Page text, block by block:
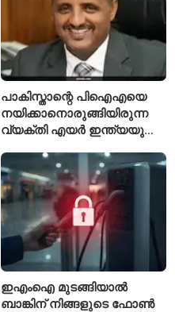
പാകിസ്താന്റെ പിഐഎയെ
നയിക്കാനൊരുങ്ങിയിരുന്ന
വ്യക്തി എയർ ഇന്ത്യയുടെ
ഇഎംഐ മുടങ്ങിയാൽ
ബാങ്കിന് നിങ്ങളുടെ ഫോൺ